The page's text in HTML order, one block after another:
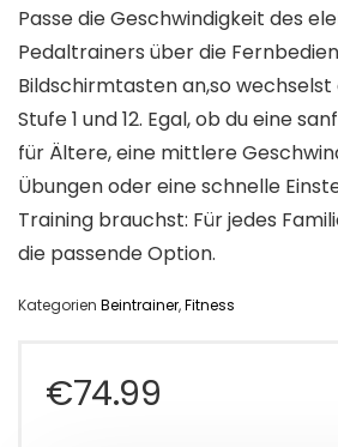
Passe die Geschwindigkeit des
Pedaltrainers über die
Bildschirmtasten an,so
Stufe 1 und 12. Egal, ob du eine
für Ältere, eine mittlere
Übungen oder eine schnelle
Training brauchst: Für jedes
die passende Option.
Kategorien Beintrainer,Fitness
€74.99